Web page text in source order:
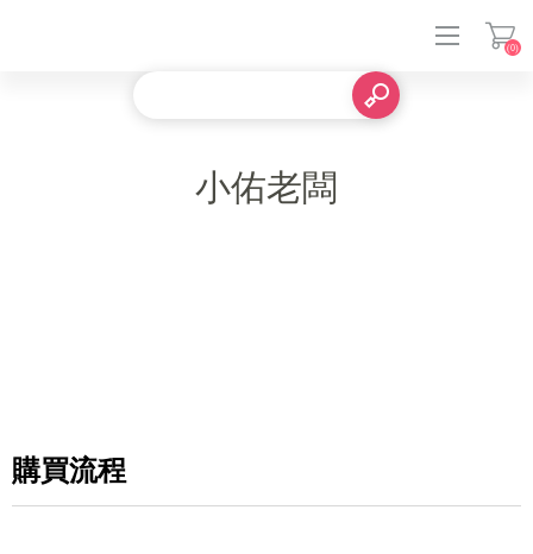
(0)
小佑老闆
購買流程